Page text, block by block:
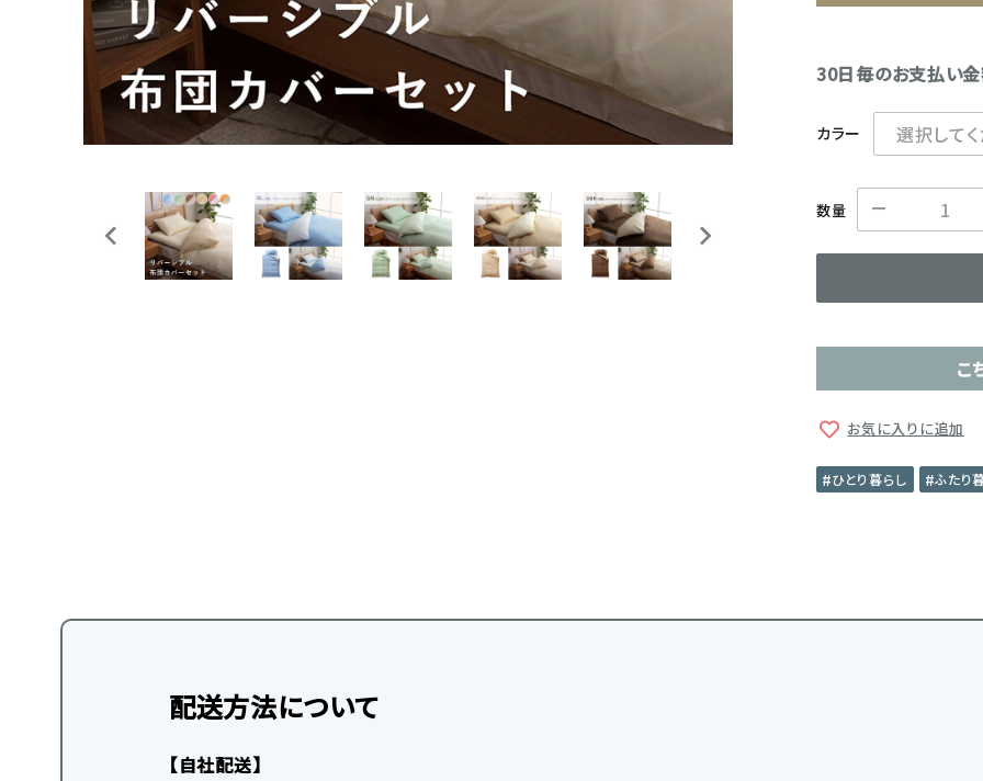
30日毎のお支払い
カラー
数量
こ
お気に入りに追加
ひとり暮らし ふたり
配送方法について
【自社配送】